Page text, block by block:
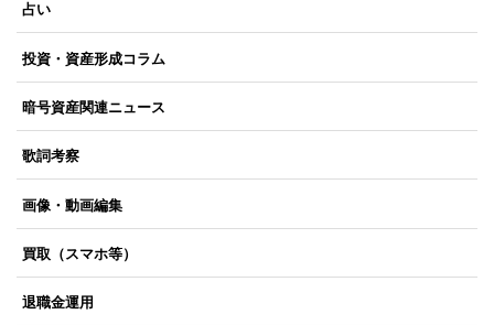
占い
投資・資産形成コラム
暗号資産関連ニュース
歌詞考察
画像・動画編集
買取（スマホ等）
退職金運用